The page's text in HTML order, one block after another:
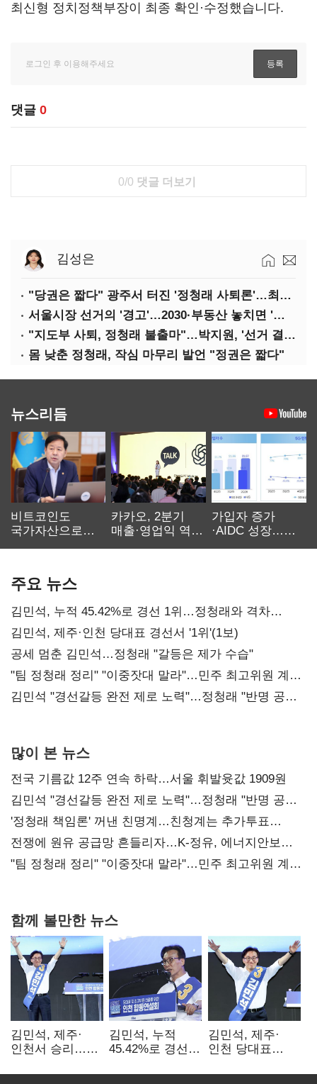
최신형 정치정책부장이 최종 확인·수정했습니다.
댓글 0
0/0 댓글 더보기
김성은
"당권은 짧다" 광주서 터진 '정청래 사퇴론'…최고위 '아수라장'
서울시장 선거의 '경고'…2030·부동산 놓치면 '총선도 대선도' 패배
"지도부 사퇴, 정청래 불출마"…박지원, '선거 결과 책임' 강조
몸 낮춘 정청래, 작심 마무리 발언 "정권은 짧다"
뉴스리듬
비트코인도
국가자산으로…'
카카오, 2분기
매출·영업익 역대
가입자 증가
·AIDC 성장…
주요 뉴스
김민석, 누적 45.42%로 경선 1위…정청래와 격차
0.86%p(2보)
김민석, 제주·인천 당대표 경선서 '1위'(1보)
공세 멈춘 김민석…정청래 "갈등은 제가 수습"
"팀 정청래 정리" "이중잣대 말라"…민주 최고위원 계파
다툼 격화
김민석 "경선갈등 완전 제로 노력"…정청래 "반명 공세
많이 본 뉴스
전국 기름값 12주 연속 하락…서울 휘발윳값 1909원
김민석 "경선갈등 완전 제로 노력"…정청래 "반명 공세
사과부터"
'정청래 책임론' 꺼낸 친명계…친청계는 추가투표
때리기
전쟁에 원유 공급망 흔들리자…K-정유, 에너지안보
핵심으로 재부상
"팀 정청래 정리" "이중잣대 말라"…민주 최고위원 계파
함께 볼만한 뉴스
김민석, 제주·
인천서 승리…
탈환'(종합)
김민석, 누적
45.42%로 경선
격차
김민석, 제주·
인천 당대표